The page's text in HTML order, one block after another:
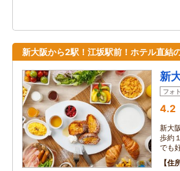
新大阪から2駅！江坂駅前！ホテル直結
新
フォ
4.2
新大
歩約
でも
住